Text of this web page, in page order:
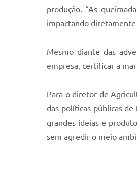
produção. “As
impactando diretamente
Mesmo diante das
empresa, certificar a
Para o diretor de
das políticas públicas
grandes ideias e
sem agredir o meio